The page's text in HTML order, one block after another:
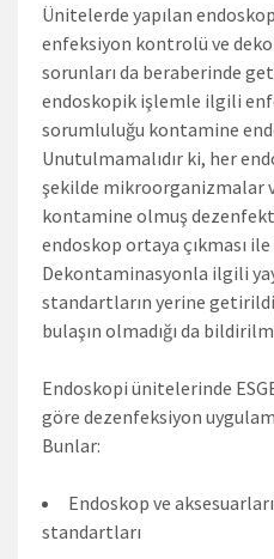
Ünitelerde yapılan
enfeksiyon kontrolü ve
sorunları da beraberinde
endoskopik işlemle ilgili
sorumluluğu kontamine
Unutulmamalıdır ki, her
şekilde mikroorganizmalar
kontamine olmuş
endoskop ortaya çıkması
Dekontaminasyonla ilgili
standartların yerine
bulaşın olmadığı da
Endoskopi ünitelerinde
göre dezenfeksiyon
Bunlar:
Endoskop ve
standartları